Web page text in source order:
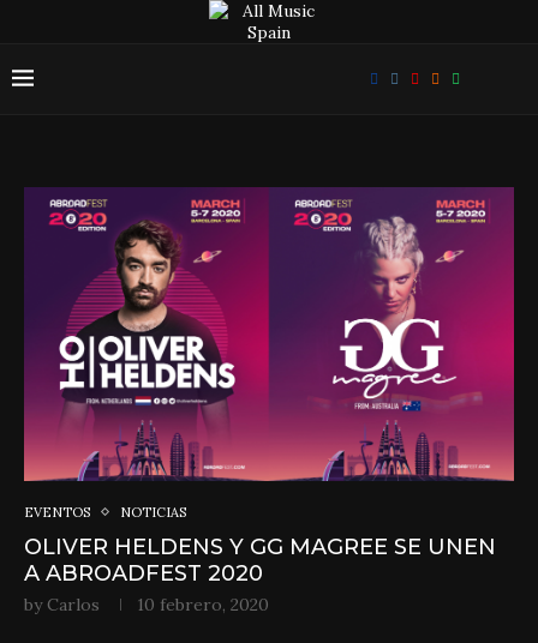
EVENTOS NOTICIAS
OLIVER HELDENS Y GG MAGREE SE UNEN
A ABROADFEST 2020
by Carlos 10 febrero, 2020